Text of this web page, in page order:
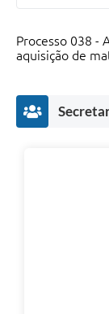
Arquivos para
SIC
FAQ
Jornal
Processo 038 -
aquisição de